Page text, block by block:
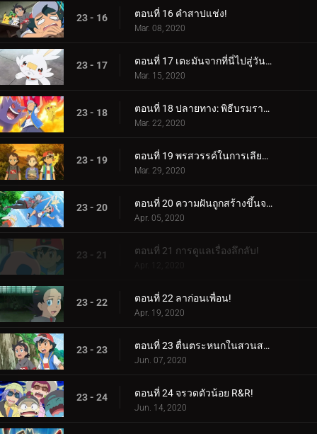
23 - 16 ตอนที่ 16 คำสาปแช่ง!
Mar. 08, 2020
23 - 17 ตอนที่ 17 เตะมันจากที่นี่ไปสู่วันพรุ่งนี้!
Mar. 15, 2020
23 - 18 ตอนที่ 18 ปลายทาง: พิธีบรมราชาภิเษก!
Mar. 22, 2020
23 - 19 ตอนที่ 19 พรสวรรค์ในการเลียนแบบ!
Mar. 29, 2020
23 - 20 ตอนที่ 20 ความฝันถูกสร้างขึ้นจากสิ่งเหล่านี้!
Apr. 05, 2020
23 - 21 ตอนที่ 21 การดูแลเรื่องลึกลับ!
Apr. 12, 2020
23 - 22 ตอนที่ 22 ลาก่อนเพื่อน!
Apr. 19, 2020
23 - 23 ตอนที่ 23 ตื่นตระหนกในสวนสาธารณะ!
Jun. 07, 2020
23 - 24 ตอนที่ 24 จรวดตัวน้อย R&R!
Jun. 14, 2020